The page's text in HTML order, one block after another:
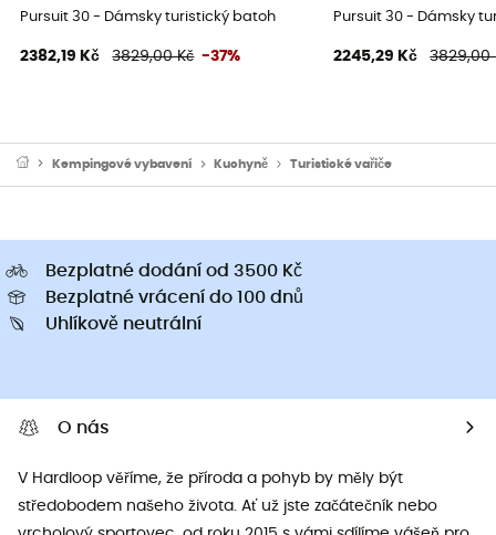
Pursuit 30 - Dámsky turistický batoh
2382,19 Kč 3829,00 Kč -37%
Pursuit 30 - Dámsky
2245,29 Kč 3829,00
Kempingové vybavení Kuchyně Turistické vařiče
Bezplatné dodání od 3500 Kč
Bezplatné vrácení do 100 dnů
Uhlíkově neutrální
O nás
V Hardloop věříme, že příroda a pohyb by měly být
středobodem našeho života. Ať už jste začátečník nebo